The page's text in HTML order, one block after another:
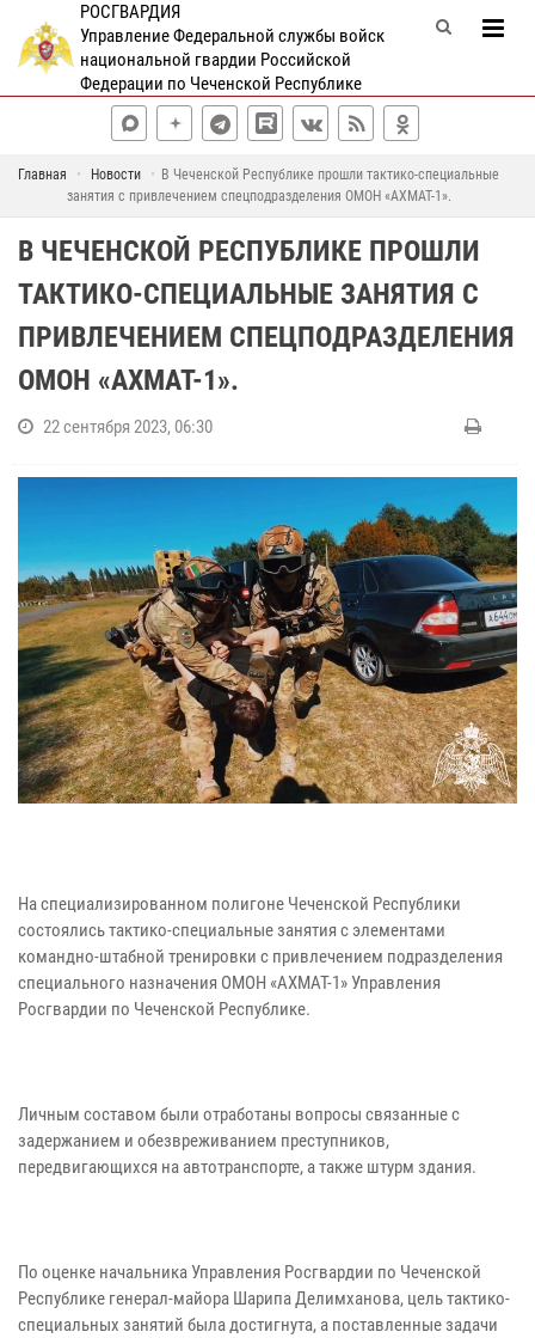
РОСГВАРДИЯ
Управление Федеральной службы войск
национальной гвардии Российской
Федерации по Чеченской Республике
Главная Новости
В Чеченской Республике прошли тактико-специальные
занятия с привлечением спецподразделения ОМОН «АХМАТ-1».
В ЧЕЧЕНСКОЙ РЕСПУБЛИКЕ ПРОШЛИ
ТАКТИКО-СПЕЦИАЛЬНЫЕ ЗАНЯТИЯ С
ПРИВЛЕЧЕНИЕМ СПЕЦПОДРАЗДЕЛЕНИЯ
ОМОН «АХМАТ-1».
22 сентября 2023, 06:30
На специализированном полигоне Чеченской Республики
состоялись тактико-специальные занятия с элементами
командно-штабной тренировки с привлечением подразделения
специального назначения ОМОН «АХМАТ-1» Управления
Росгвардии по Чеченской Республике.
Личным составом были отработаны вопросы связанные с
задержанием и обезвреживанием преступников,
передвигающихся на автотранспорте, а также штурм здания.
По оценке начальника Управления Росгвардии по Чеченской
Республике генерал-майора Шарипа Делимханова, цель тактико-
специальных занятий была достигнута, а поставленные задачи